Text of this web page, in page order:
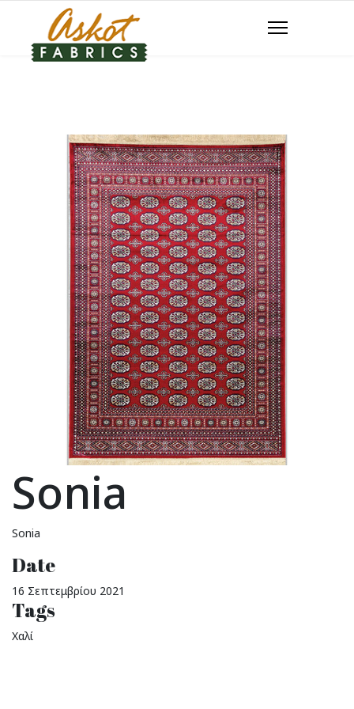
Sonia
Sonia
Date
16 Σεπτεμβρίου 2021
Tags
Χαλί